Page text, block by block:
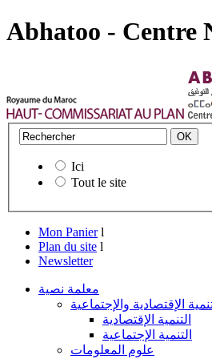
Abhatoo - Centre
Ici
Tout le site
Mon Panier l
Plan du site l
Newsletter
معلمة نصية
الإقتصادية والإجتماعية
التنمية الإقتصادية
التنمية الإجتماعية
علوم المعلومات